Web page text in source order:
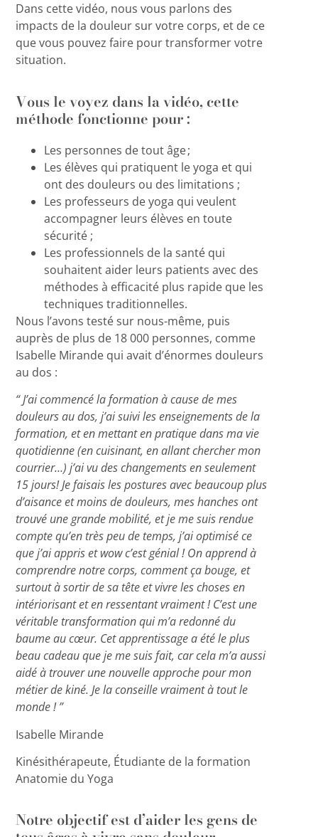
Dans cette vidéo, nous vous parlons des
impacts de la douleur sur votre corps, et de ce
que vous pouvez faire pour transformer votre
situation.
Vous le voyez dans la vidéo, cette
méthode fonctionne pour :
Les personnes de tout âge ;
Les élèves qui pratiquent le yoga et qui
ont des douleurs ou des limitations ;
Les professeurs de yoga qui veulent
accompagner leurs élèves en toute
sécurité ;
Les professionnels de la santé qui
souhaitent aider leurs patients avec des
méthodes à efficacité plus rapide que les
techniques traditionnelles.
Nous l’avons testé sur nous-même, puis
auprès de plus de 18 000 personnes, comme
Isabelle Mirande qui avait d’énormes douleurs
au dos :
“ J’ai commencé la formation à cause de mes
douleurs au dos, j’ai suivi les enseignements de la
formation, et en mettant en pratique dans ma vie
quotidienne (en cuisinant, en allant chercher mon
courrier…) j’ai vu des changements en seulement
15 jours! Je faisais les postures avec beaucoup plus
d’aisance et moins de douleurs, mes hanches ont
trouvé une grande mobilité, et je me suis rendue
compte qu’en très peu de temps, j’ai optimisé ce
que j’ai appris et wow c’est génial ! On apprend à
comprendre notre corps, comment ça bouge, et
surtout à sortir de sa tête et vivre les choses en
intériorisant et en ressentant vraiment ! C’est une
véritable transformation qui m’a redonné du
baume au cœur. Cet apprentissage a été le plus
beau cadeau que je me suis fait, car cela m’a aussi
aidé à trouver une nouvelle approche pour mon
métier de kiné. Je la conseille vraiment à tout le
monde ! ”
Isabelle Mirande
Kinésithérapeute, Étudiante de la formation
Anatomie du Yoga
Notre objectif est d’aider les gens de